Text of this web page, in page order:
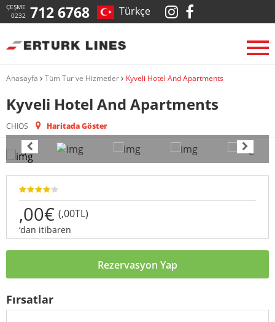
ÇEŞME
0232 712 6768 Türkçe
Anasayfa Tüm Tur ve Hizmetler Kyveli Hotel And Apartments
Kyveli Hotel And Apartments
CHIOS Haritada Göster
,00€ (,00TL)
‘dan itibaren
Rezervasyon Yap
Fırsatlar